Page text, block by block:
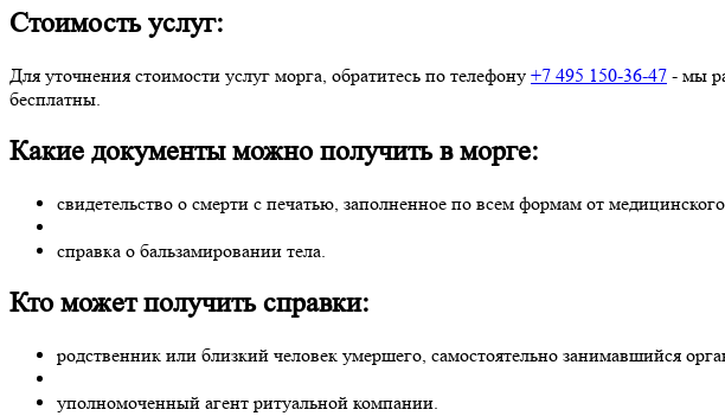
Стоимость услуг:
Для уточнения стоимости услуг морга, обратитесь по телефону +7 495 150-36-47 - мы
бесплатны.
Какие документы можно получить в морге:
свидетельство о смерти с печатью, заполненное по всем формам от
справка о бальзамировании тела.
Кто может получить справки:
родственник или близкий человек умершего, самостоятельно занимавшийся
уполномоченный агент ритуальной компании.